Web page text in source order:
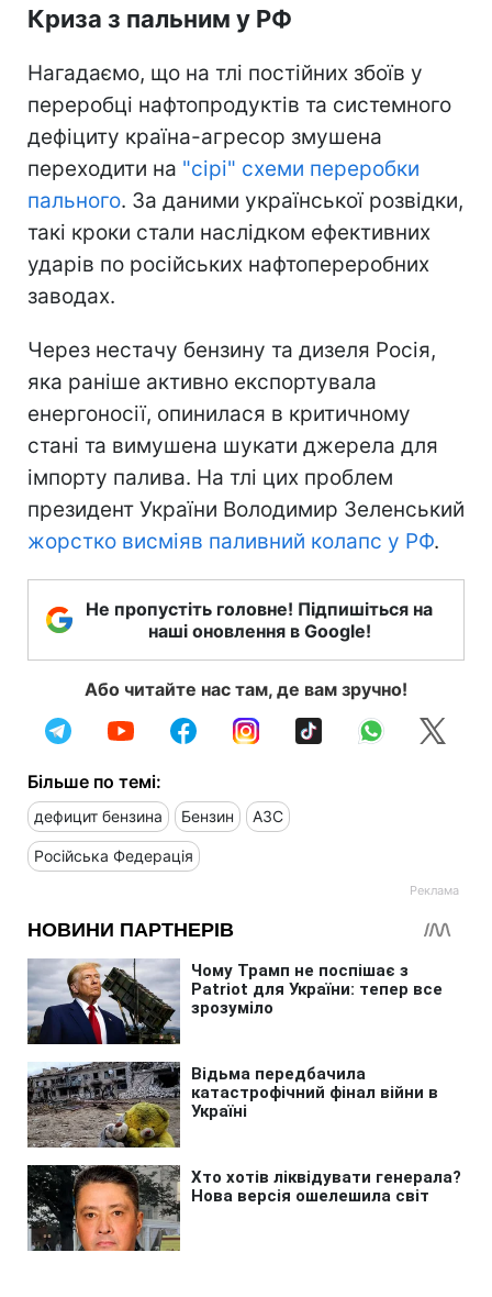
Криза з пальним у РФ
Нагадаємо, що на тлі постійних збоїв у
переробці нафтопродуктів та системного
дефіциту країна-агресор змушена
переходити на "сірі" схеми переробки
пального. За даними української розвідки,
такі кроки стали наслідком ефективних
ударів по російських нафтопереробних
заводах.
Через нестачу бензину та дизеля Росія,
яка раніше активно експортувала
енергоносії, опинилася в критичному
стані та вимушена шукати джерела для
імпорту палива. На тлі цих проблем
президент України Володимир Зеленський
жорстко висміяв паливний колапс у РФ.
Не пропустіть головне! Підпишіться на
наші оновлення в Google!
Або читайте нас там, де вам зручно!
Більше по темі:
дефицит бензина Бензин АЗС
Російська Федерація